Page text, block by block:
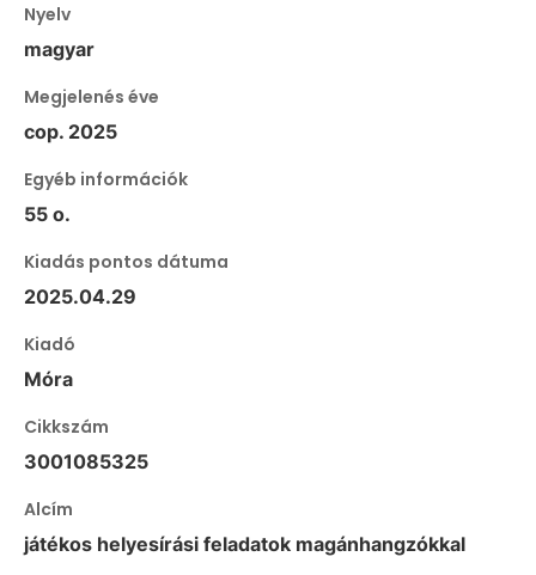
Nyelv
magyar
Megjelenés éve
cop. 2025
Egyéb információk
55 o.
Kiadás pontos dátuma
2025.04.29
Kiadó
Móra
Cikkszám
3001085325
Alcím
játékos helyesírási feladatok magánhangzókkal